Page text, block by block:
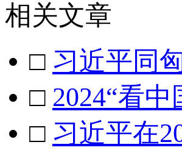
相关文章
□ 习近平同
□ 2024“看
□ 习近平在